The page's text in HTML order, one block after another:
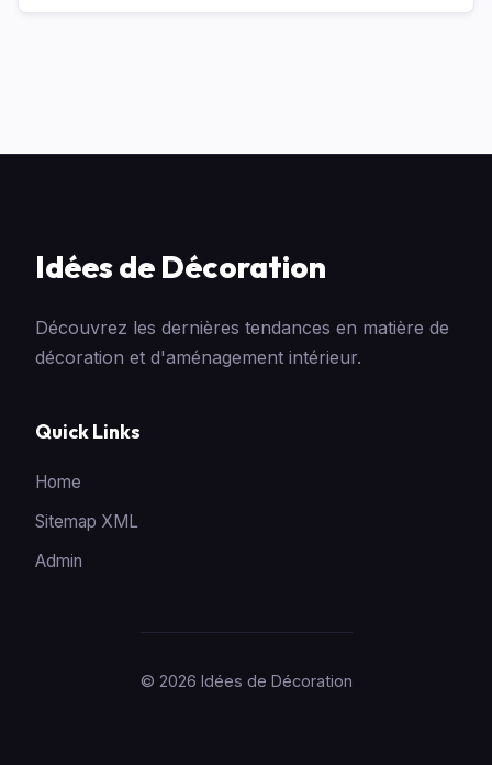
Idées de Décoration
Découvrez les dernières tendances en matière de
décoration et d'aménagement intérieur.
Quick Links
Home
Sitemap XML
Admin
© 2026 Idées de Décoration